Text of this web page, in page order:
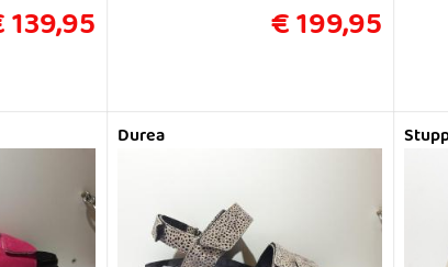
139,95 € 199,95
Durea